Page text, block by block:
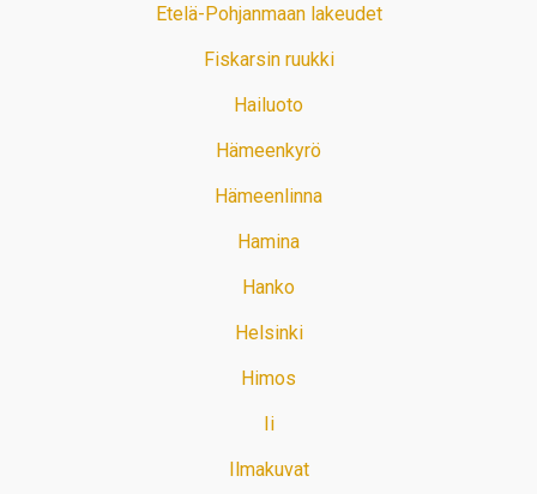
Etelä-Pohjanmaan lakeudet
Fiskarsin ruukki
Hailuoto
Hämeenkyrö
Hämeenlinna
Hamina
Hanko
Helsinki
Himos
Ii
Ilmakuvat